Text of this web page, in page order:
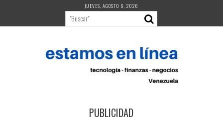
contenido
JUEVES, AGOSTO 6, 2026
PUBLICIDAD